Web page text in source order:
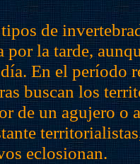
de
por la tarde,
En el período
buscan los
de un agujero o
eclosionan.